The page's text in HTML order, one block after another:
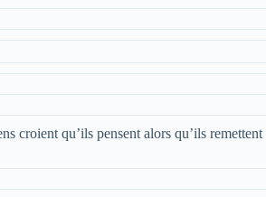
croient qu’ils pensent alors qu’ils